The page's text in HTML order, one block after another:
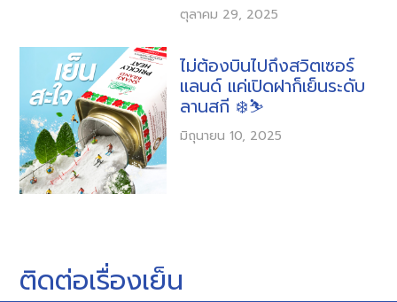
ตุลาคม 29, 2025
ไม่ต้องบินไปถึงสวิตเซอร์
แลนด์ แค่เปิดฝาก็เย็นระดับ
ลานสกี ❄️⛷️
มิถุนายน 10, 2025
ติดต่อเรื่องเย็น